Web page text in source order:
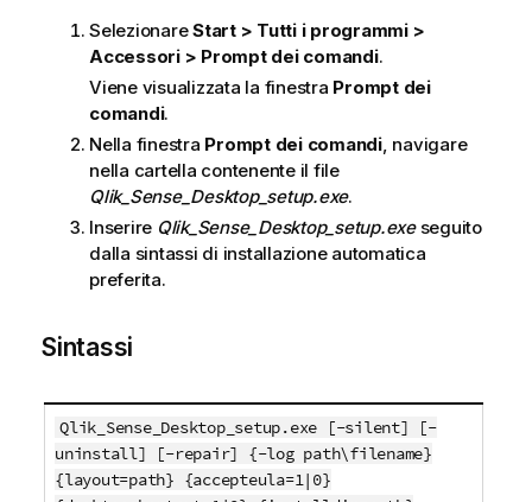
SelezionareStart > Tutti i programmi >
Accessori > Prompt dei comandi.
Viene visualizzata la finestra Prompt dei
comandi.
Nella finestra Prompt dei comandi, navigare
nella cartella contenente il file
Qlik_Sense_Desktop_setup.exe.
Inserire Qlik_Sense_Desktop_setup.exeseguito
dalla sintassi di installazione automatica
preferita.
Sintassi
Qlik_Sense_Desktop_setup.exe [-silent] [-
uninstall] [-repair] {-log path\filename}
{layout=path} {accepteula=1|0}